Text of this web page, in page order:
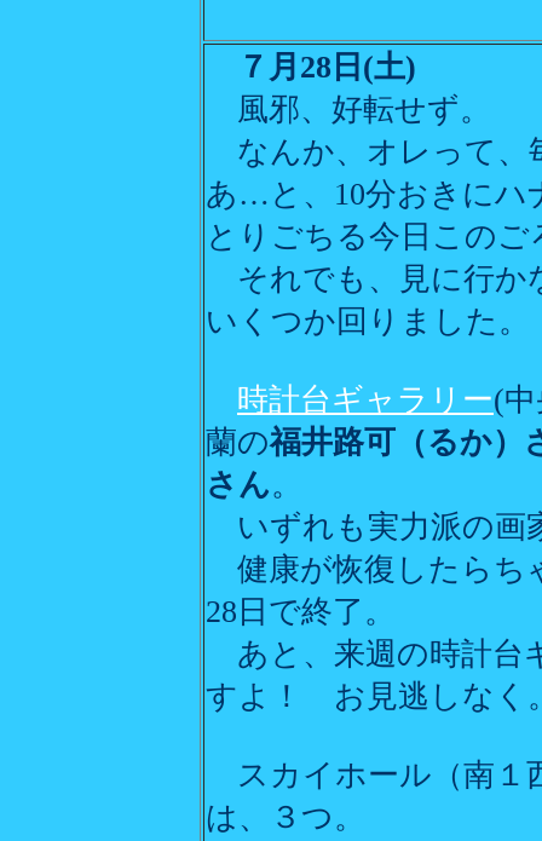
７月28日(土)
風邪、好転せず。
なんか、オレって、
あ…と、10分おきにハ
とりごちる今日このご
それでも、見に行か
いくつか回りました。
時計台ギャラリー(
蘭の福井路可（るか）
さん。
いずれも実力派の画
健康が恢復したらち
28日で終了。
あと、来週の時計台
すよ！ お見逃しなく
スカイホール（南１
は、３つ。